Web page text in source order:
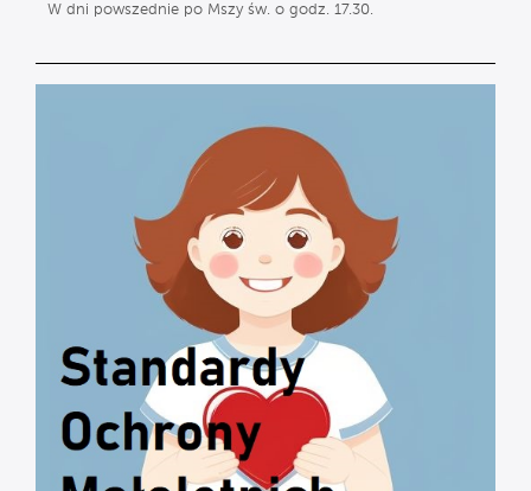
W dni powszednie po Mszy św. o godz. 17.30.